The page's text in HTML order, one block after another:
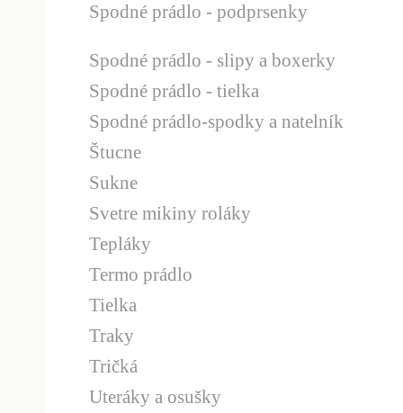
Spodné prádlo - podprsenky
Spodné prádlo - slipy a boxerky
Spodné prádlo - tielka
Spodné prádlo-spodky a natelník
Štucne
Sukne
Svetre mikiny roláky
Tepláky
Termo prádlo
Tielka
Traky
Tričká
Uteráky a osušky